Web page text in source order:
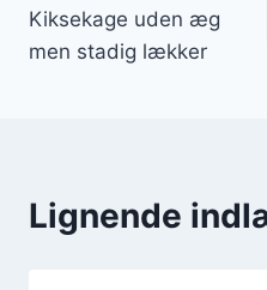
Kiksekage uden æg
men stadig lækker
Lignende